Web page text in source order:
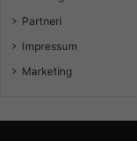
Partneri
Impressum
Marketing